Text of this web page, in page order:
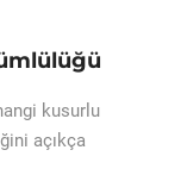
kusurlu
açıkça